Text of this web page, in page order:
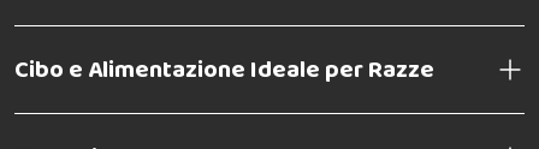
Cibo e Alimentazione Ideale per Razze